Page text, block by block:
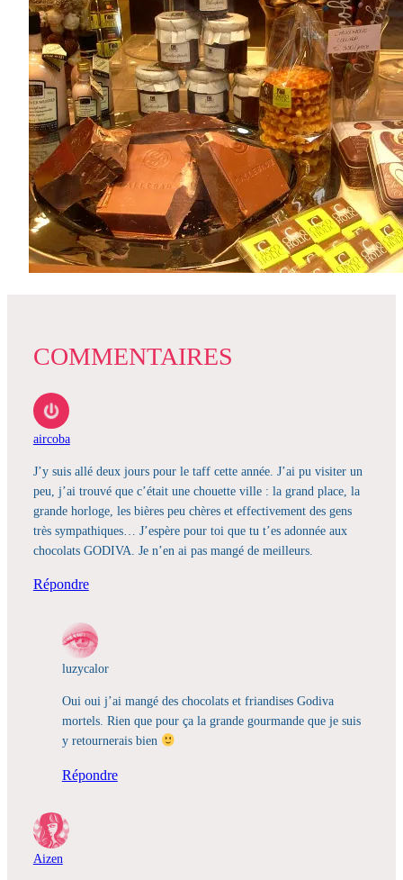
COMMENTAIRES
aircoba
J’y suis allé deux jours pour le taff cette année. J’ai pu visiter un
peu, j’ai trouvé que c’était une chouette ville : la grand place, la
grande horloge, les bières peu chères et effectivement des gens
très sympathiques… J’espère pour toi que tu t’es adonnée aux
chocolats GODIVA. Je n’en ai pas mangé de meilleurs.
Répondre
luzycalor
Oui oui j’ai mangé des chocolats et friandises Godiva
mortels. Rien que pour ça la grande gourmande que je suis
y retournerais bien
Répondre
Aizen